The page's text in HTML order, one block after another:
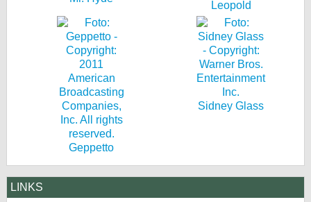
Leopold
Geppetto
Sidney Glass
LINKS